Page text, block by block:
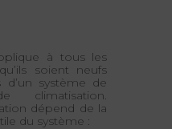
à tous les
soient neufs
d’un système de
climatisation.
dépend de la
du système :